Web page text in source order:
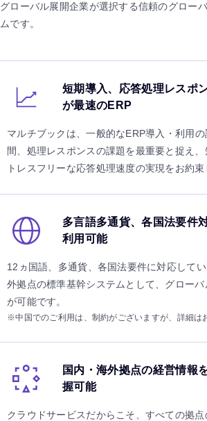
グローバル展開企業が選択する信頼のグロー
ムです。
短期導入、応答処理レスポ
が最速のERP
マルチブックは、一般的なERP導入・利用
間、処理レスポンスの課題を最重要と捉え
トレスフリーな応答処理速度の実現をお約束
多言語多通貨、各国法要件
利用可能
12ヵ国語、多通貨、各国法要件に対応して
外拠点の標準基幹システムとして、グローバ
が可能です。
※中国でのご利用は、制約がございますが、詳細は
国内・海外拠点の経営情報
握可能
クラウドサービスだからこそ、すべての拠